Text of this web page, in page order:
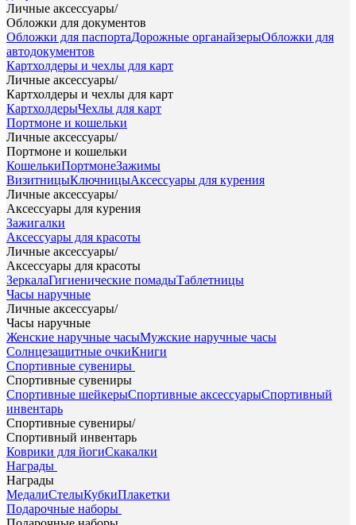
Личные аксессуары/
Обложки для документов
Обложки для паспортаДорожные органайзерыОбложки для
автодокументов
Картхолдеры и чехлы для карт
Личные аксессуары/
Картхолдеры и чехлы для карт
КартхолдерыЧехлы для карт
Портмоне и кошельки
Личные аксессуары/
Портмоне и кошельки
КошелькиПортмонеЗажимы
ВизитницыКлючницыАксессуары для курения
Личные аксессуары/
Аксессуары для курения
Зажигалки
Аксессуары для красоты
Личные аксессуары/
Аксессуары для красоты
ЗеркалаГигиенические помадыТаблетницы
Часы наручные
Личные аксессуары/
Часы наручные
Женские наручные часыМужские наручные часы
Солнцезащитные очкиКниги
Спортивные сувениры
Спортивные сувениры
Спортивные шейкерыСпортивные аксессуарыСпортивный
инвентарь
Спортивные сувениры/
Спортивный инвентарь
Коврики для йогиСкакалки
Награды
Награды
МедалиСтелыКубкиПлакетки
Подарочные наборы